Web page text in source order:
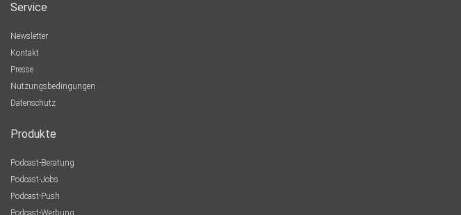
Service
Newsletter
Kontakt
Presse
Nutzungsbedingungen
Datenschutz
Produkte
Podcast-Beratung
Podcast-Jobs
Podcast-Push
Podcast-Werbung